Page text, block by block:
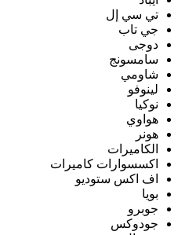
تي سي إل
جي تاب
دوجى
سامسونج
شاومي
لينوفو
نوكيا
هواوي
هونر
الكاميرات
اكسسوارات كاميرات
اف اكس ستوديو
بويا
جوبرو
جودوكس